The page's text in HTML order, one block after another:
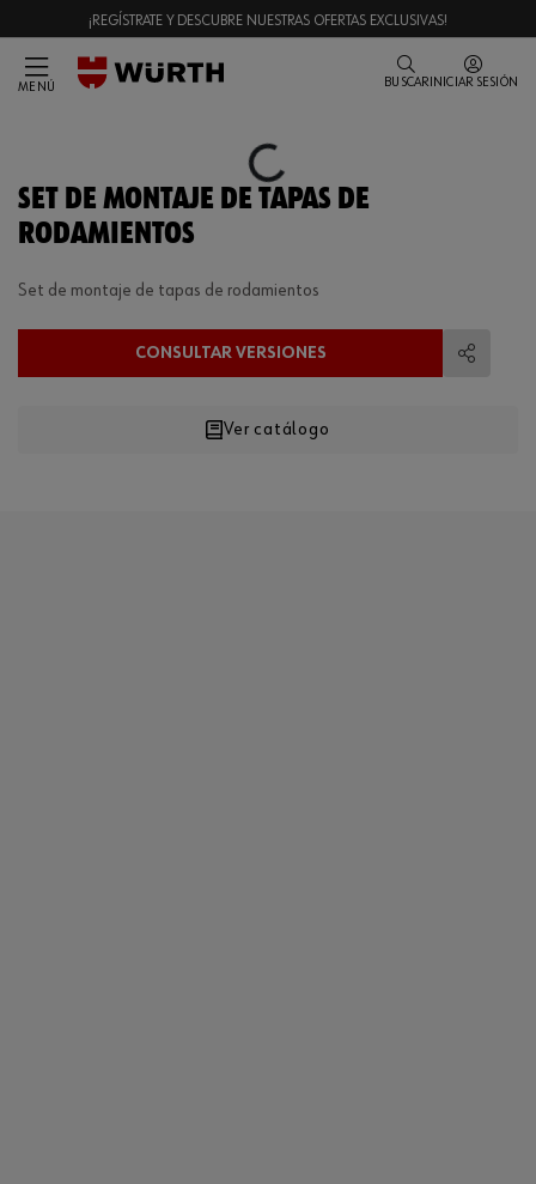
¡REGÍSTRATE Y DESCUBRE NUESTRAS OFERTAS EXCLUSIVAS!
MENÚ BUSCAR INICIAR SESIÓN
Loading...
SET DE MONTAJE DE TAPAS DE
RODAMIENTOS
Set de montaje de tapas de rodamientos
CONSULTAR VERSIONES
Ver catálogo